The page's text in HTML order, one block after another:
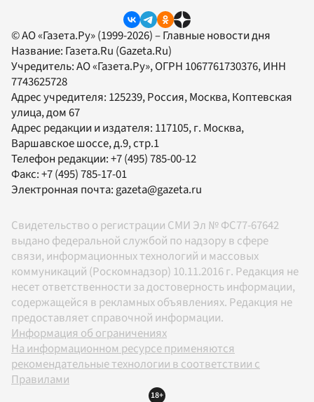
© АО «Газета.Ру» (1999-2026) – Главные новости дня
Название: Газета.Ru (Gazeta.Ru)
Учредитель:АО «Газета.Ру», ОГРН 1067761730376, ИНН
7743625728
Адрес учредителя: 125239, Россия, Москва, Коптевская
улица, дом 67
Адрес редакции и издателя: 117105, г. Москва,
Варшавское шоссе, д.9, стр.1
Телефон редакции:+7 (495) 785-00-12
Факс:+7 (495) 785-17-01
Электронная почта:gazeta@gazeta.ru
Свидетельство о регистрации СМИ Эл № ФС77-67642
выдано федеральной службой по надзору в сфере
связи, информационных технологий и массовых
коммуникаций (Роскомнадзор) 10.11.2016 г. Редакция не
несет ответственности за достоверность информации,
содержащейся в рекламных объявлениях. Редакция не
предоставляет справочной информации.
Информация об ограничениях
На информационном ресурсе применяются
рекомендательные технологии в соответствии с
Правилами
18+